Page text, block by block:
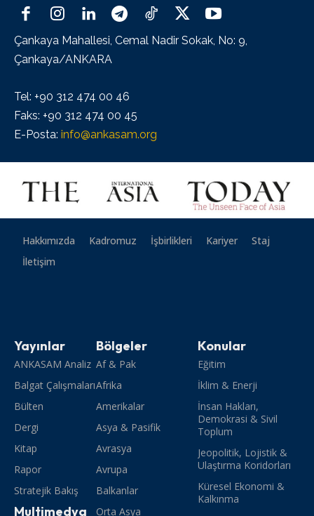
Çankaya Mahallesi, Cemal Nadir Sokak, No: 9,
Çankaya/ANKARA
Tel: +90 312 474 00 46
Faks: +90 312 474 00 45
E-Posta: info@ankasam.org
Hakkımızda Kadromuz İşbirlikleri Kariyer
Staj
İletişim
Yayınlar
ANKASAM Analiz
Balgat Çalışmaları
Bülten
Dergi
Kitap
Rapor
Stratejik Bakış
Multimedya
Bölgeler
Af & Pak
Afrika
Amerikalar
Asya & Pasifik
Avrasya
Avrupa
Balkanlar
Orta Asya
Konular
Eğitim
İklim & Enerji
İnsan Hakları,
Demokrasi & Sivil
Toplum
Jeopolitik, Lojistik &
Ulaştırma Koridorları
Küresel Ekonomi &
Kalkınma